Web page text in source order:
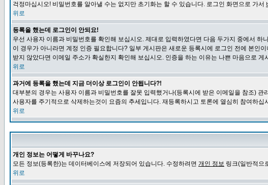
걱정마십시오! 비밀번호를 알아낼 수는 없지만 초기화는 할 수 있습니다. 로그인 화면으로 가서
위로
등록을 했는데 로그인이 안되요!
우선 사용자 이름과 비밀번호를 확인해 보십시오. 제대로 입력하였다면 다음 두가지 중에서
이 경우가 아니라면 계정 인증 필요합니다? 일부 게시판은 새로운 등록시에 로그인 전에 본인
받지 않았다면 이메일 주소가 확실한지 확인해 보십시오. 인증을 하는 이유는 나쁜 마음으로
위로
과거에 등록을 했는데 지금 더이상 로그인이 안됩니다?!
대부분의 경우는 사용자 이름과 비밀번호를 잘못 입력했거나(등록시에 받은 이메일을 참조)
사용자를 주기적으로 삭제하는것이 요즘의 추세입니다. 재등록하시고 토론에 열심히 참여하십
위로
개인 정보는 어떻게 바꾸나요?
모든 정보(등록한)는 데이터베이스에 저장되어 있습니다. 수정하려면 개인 정보 링크(일반적으
위로